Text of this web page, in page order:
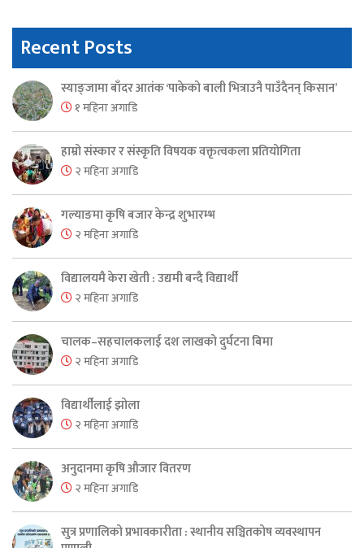
Recent Posts
स्याङ्जामा बाँदर आतंक ‘पाकेको बाली भित्राउनै पाउँदैनन् किसान’
१ महिना अगाडि
हाम्रो संस्कार र संस्कृति विषयक वक्तृत्वकला प्रतियोगिता
२ महिना अगाडि
गल्याङमा कृषि बजार केन्द्र शुभारम्भ
२ महिना अगाडि
विद्यालयमै केरा खेती : उद्यमी बन्दै विद्यार्थी
२ महिना अगाडि
चालक–सहचालकलाई दश लाखको दुर्घटना बिमा
२ महिना अगाडि
विद्यार्थीलाई झोला
२ महिना अगाडि
अनुदानमा कृषि औजार वितरण
२ महिना अगाडि
सुत्र प्रणालिको प्रभावकारीता : स्थानीय सञ्चितकोष व्यवस्थापन